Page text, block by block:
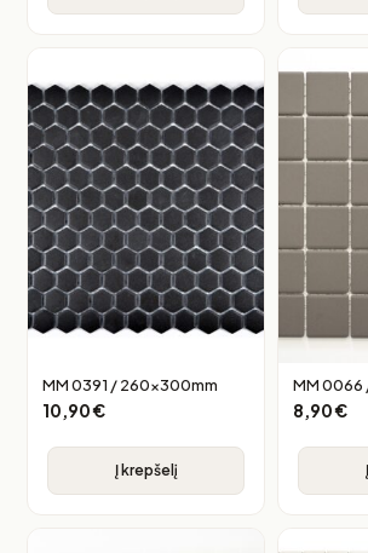
MM 0391 / 260x300mm
10,90€
Į krepšelį
MM 0066
8,90€